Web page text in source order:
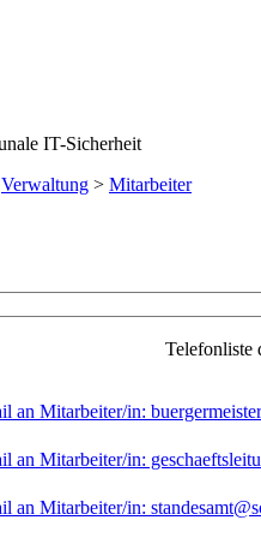
Verwaltung > Mitarbeiter
Telefonliste